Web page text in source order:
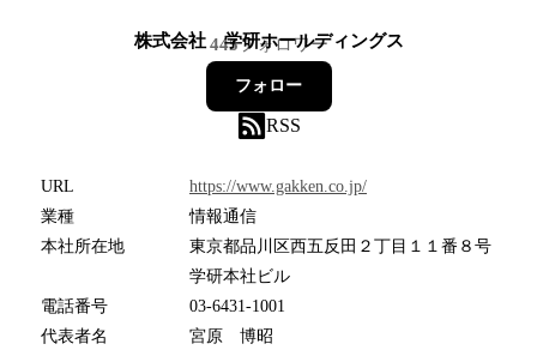
株式会社 学研ホールディングス
445フォロワー
フォロー
RSS
URL
https://www.gakken.co.jp/
業種
情報通信
本社所在地
東京都品川区西五反田２丁目１１番８号
学研本社ビル
電話番号
03-6431-1001
代表者名
宮原 博昭